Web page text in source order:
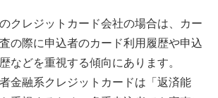
クレジットカード会社の場合は、カー
査の際に申込者のカード利用履歴や申込
などを重視する傾向にあります。
金融系クレジットカードは「返済能